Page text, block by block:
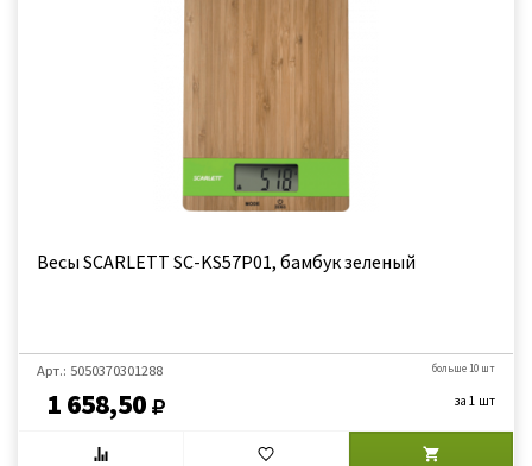
Весы SCARLETT SC-KS57P01, бамбук зеленый
Арт.: 5050370301288
1 658,50
больше 10 шт
за 1 шт